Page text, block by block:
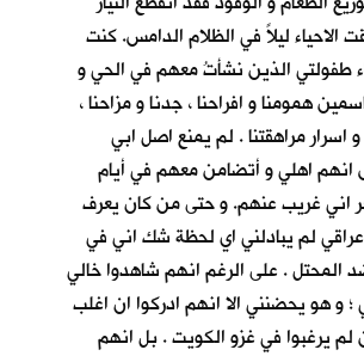
الاحياء ليلاً في الظلام الدامس. كنت
طفولتي الذين نشأتُ معهم في الحي و
همومنا و افراحنا ، جدنا و مزاحنا ،
و اسرار مراهقتنا . لم يمنع اصل ابي
انهم اهلي و أتضامن معهم في أيام
اني غريب عنهم. و حتى من كان يعرف
لم يبادلني اي لحظة شك اني في
المحتل . على الرغم انهم شاهدوا خالي
؛ و هو يحضنني الا انهم ادركوا ان اغلب
لم يرغبوا في غزو الكويت . بل انهم